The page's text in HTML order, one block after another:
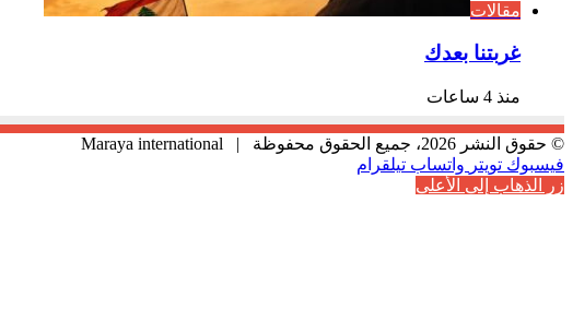
مقالات
غربتنا بعدك
منذ 4 ساعات
© حقوق النشر 2026، جميع الحقوق محفوظة |
Maraya international
فيسبوك تويتر واتساب تيلقرام
زر الذهاب إلى الأعلى